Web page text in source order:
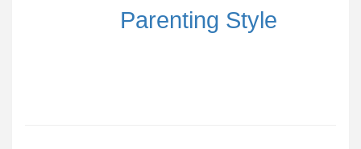
Parenting Style